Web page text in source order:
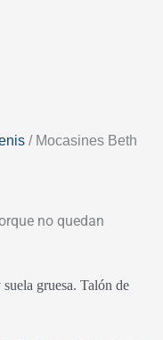
/ Mocasines Beth
no quedan
gruesa. Talón de